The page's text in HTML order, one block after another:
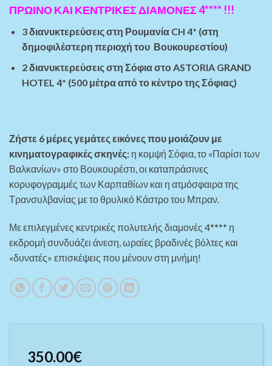
ΠΡΩΙΝΟ ΚΑΙ ΚΕΝΤΡΙΚΕΣ ΔΙΑΜΟΝΕΣ 4**** !!!
3 διανυκτερεύσεις στη Ρουμανία CH 4* (στη
δημοφιλέστερη περιοχή του Βουκουρεστίου)
2 διανυκτερεύσεις στη Σόφια στο ASTORIA GRAND
HOTEL 4* (500 μέτρα από το κέντρο της Σόφιας)
Ζήστε 6 μέρες γεμάτες εικόνες που μοιάζουν με
κινηματογραφικές σκηνές: η κομψή Σόφια, το «Παρίσι των
Βαλκανίων» στο Βουκουρέστι, οι καταπράσινες
κορυφογραμμές των Καρπαθίων και η ατμόσφαιρα της
Τρανσυλβανίας με το θρυλικό Κάστρο του Μπραν.
Με επιλεγμένες κεντρικές πολυτελής διαμονές 4**** η
εκδρομή συνδυάζει άνεση, ωραίες βραδινές βόλτες και
«δυνατές» επισκέψεις που μένουν στη μνήμη!
350.00€